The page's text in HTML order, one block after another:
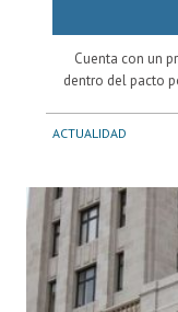
Cuenta con un
dentro del pacto
ACTUALIDAD